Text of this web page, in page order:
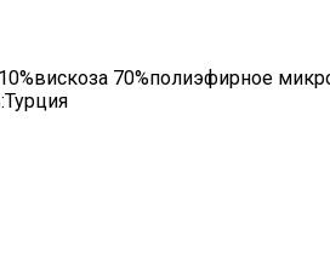
70%полиэфирное
Турция